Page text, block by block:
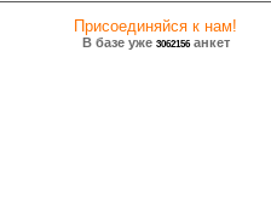
Присоединяйся к нам!
В базе уже 3062156анкет